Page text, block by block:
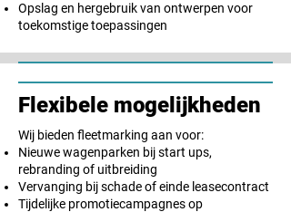
Opslag en hergebruik van ontwerpen voor
toekomstige toepassingen
Flexibele mogelijkheden
Wij bieden fleetmarking aan voor:
Nieuwe wagenparken bij start ups,
rebranding of uitbreiding
Vervanging bij schade of einde leasecontract
Tijdelijke promotiecampagnes op